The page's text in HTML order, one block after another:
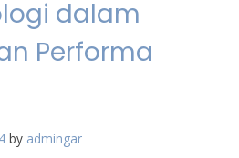
dalam
Performa
by admingar